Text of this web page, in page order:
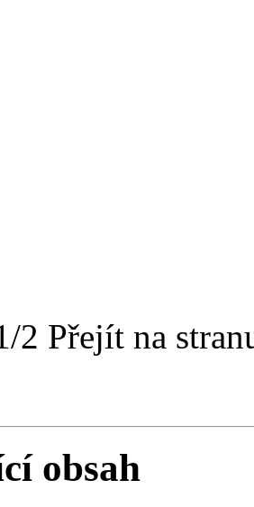
2 Přejít na
obsah